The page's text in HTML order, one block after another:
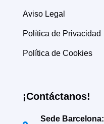
Aviso Legal
Política de Privacidad
Política de Cookies
¡Contáctanos!
Sede Barcelona: